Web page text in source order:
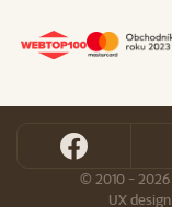
© 2010 -
UX design